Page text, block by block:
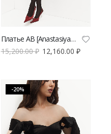
Платье AB [Anastasiya Burdyugova] Алина | VERESK studio
15,200.00₽ 12,160.00₽
-20%